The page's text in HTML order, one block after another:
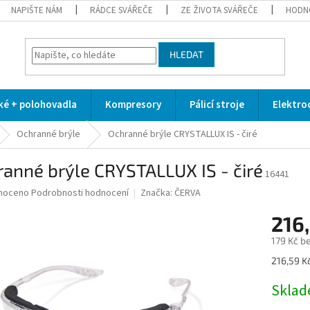
NAPIŠTE NÁM RÁDCE SVÁŘEČE ZE ŽIVOTA SVÁŘEČE
HLEDAT
+ polohovadla Kompresory Pálicí stroje
Ochranné brýle Ochranné brýle CRYSTALLUX IS - čiré
brýle CRYSTALLUX IS - čiré 16441
Podrobnosti hodnocení Značka: ČERVA
179 Kč
Měrná
216,59